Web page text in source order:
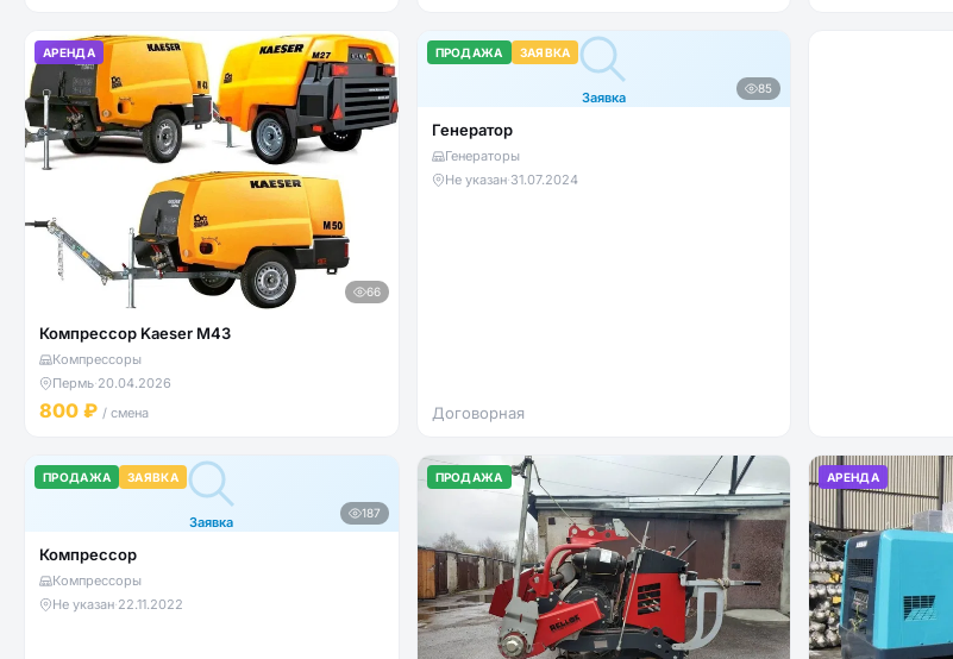
АРЕНДА
66
Компрессор Kaeser M43
Компрессоры
Пермь·20.04.2026
800 ₽ / смена
Заявка
ПРОДАЖА ЗАЯВКА
85
Генератор
Генераторы
Не указан·31.07.2024
Договорная
Заявка
ПРОДАЖА ЗАЯВКА
187
Компрессор
Компрессоры
Не указан·22.11.2022
ПРОДАЖА АРЕНДА